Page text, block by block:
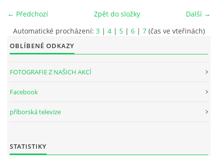
← Předchozí Další →
Zpět do složky
Automatické procházení: 3 | 4 | 5 | 6 | 7 (čas ve vteřinách)
OBLÍBENÉ ODKAZY
FOTOGRAFIE Z NAŠICH AKCÍ
Facebook
příborská televize
STATISTIKY